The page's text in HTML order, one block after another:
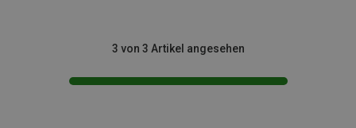
3 von 3 Artikel angesehen